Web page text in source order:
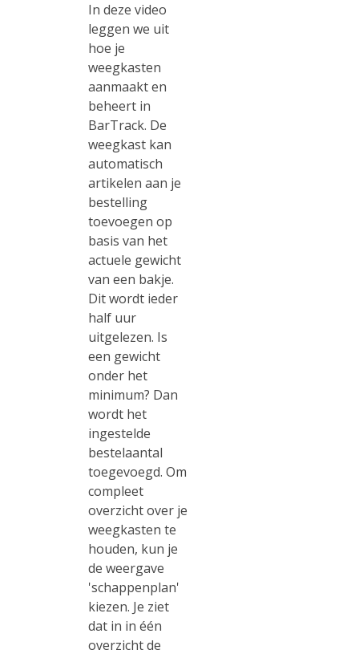
In deze video
leggen we uit
hoe je
weegkasten
aanmaakt en
beheert in
BarTrack. De
weegkast kan
automatisch
artikelen aan je
bestelling
toevoegen op
basis van het
actuele gewicht
van een bakje.
Dit wordt ieder
half uur
uitgelezen. Is
een gewicht
onder het
minimum? Dan
wordt het
ingestelde
bestelaantal
toegevoegd. Om
compleet
overzicht over je
weegkasten te
houden, kun je
de weergave
'schappenplan'
kiezen. Je ziet
dat in in één
overzicht de